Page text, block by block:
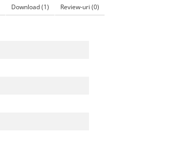
Download (1) Review-uri (0)